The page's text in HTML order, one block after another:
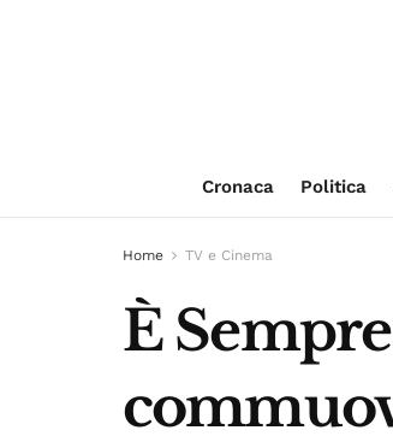
Cronaca Politica
Home TV e Cinema
È